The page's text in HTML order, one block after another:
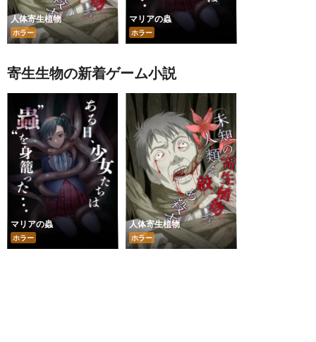
人体寄生植物
ホラー
マリアの蟲
ホラー
寄生生物の新着ゲーム小説
マリアの蟲
ホラー
人体寄生植物
ホラー